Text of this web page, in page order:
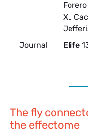
Forero
X.,
Journal
Elife
The fly
the effectome